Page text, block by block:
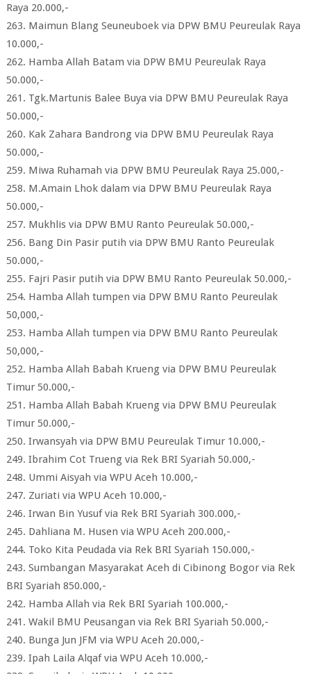
Raya 20.000,-
263. Maimun Blang Seuneuboek via DPW BMU Peureulak Raya
10.000,-
262. Hamba Allah Batam via DPW BMU Peureulak Raya
50.000,-
261. Tgk.Martunis Balee Buya via DPW BMU Peureulak Raya
50.000,-
260. Kak Zahara Bandrong via DPW BMU Peureulak Raya
50.000,-
259. Miwa Ruhamah via DPW BMU Peureulak Raya 25.000,-
258. M.Amain Lhok dalam via DPW BMU Peureulak Raya
50.000,-
257. Mukhlis via DPW BMU Ranto Peureulak 50.000,-
256. Bang Din Pasir putih via DPW BMU Ranto Peureulak
50.000,-
255. Fajri Pasir putih via DPW BMU Ranto Peureulak 50.000,-
254. Hamba Allah tumpen via DPW BMU Ranto Peureulak
50,000,-
253. Hamba Allah tumpen via DPW BMU Ranto Peureulak
50,000,-
252. Hamba Allah Babah Krueng via DPW BMU Peureulak
Timur 50.000,-
251. Hamba Allah Babah Krueng via DPW BMU Peureulak
Timur 50.000,-
250. Irwansyah via DPW BMU Peureulak Timur 10.000,-
249. Ibrahim Cot Trueng via Rek BRI Syariah 50.000,-
248. Ummi Aisyah via WPU Aceh 10.000,-
247. Zuriati via WPU Aceh 10.000,-
246. Irwan Bin Yusuf via Rek BRI Syariah 300.000,-
245. Dahliana M. Husen via WPU Aceh 200.000,-
244. Toko Kita Peudada via Rek BRI Syariah 150.000,-
243. Sumbangan Masyarakat Aceh di Cibinong Bogor via Rek
BRI Syariah 850.000,-
242. Hamba Allah via Rek BRI Syariah 100.000,-
241. Wakil BMU Peusangan via Rek BRI Syariah 50.000,-
240. Bunga Jun JFM via WPU Aceh 20.000,-
239. Ipah Laila Alqaf via WPU Aceh 10.000,-